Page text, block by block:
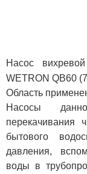
Насос
WETRON QB60
Область
Насосы
перекачивания
бытового
давления,
воды в